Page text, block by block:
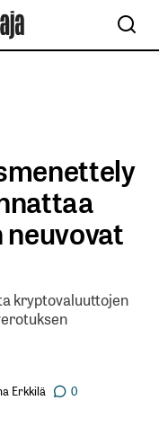
neuvovat
kryptovaluuttojen
Erkkilä 0